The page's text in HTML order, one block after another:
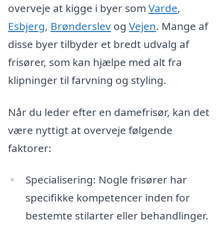
overveje at kigge i byer som Varde,
Esbjerg, Brønderslev og Vejen. Mange af
disse byer tilbyder et bredt udvalg af
frisører, som kan hjælpe med alt fra
klipninger til farvning og styling.
Når du leder efter en damefrisør, kan det
være nyttigt at overveje følgende
faktorer:
Specialisering: Nogle frisører har
specifikke kompetencer inden for
bestemte stilarter eller behandlinger.